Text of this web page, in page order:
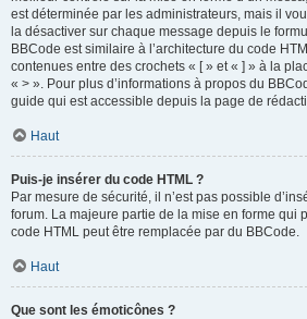
est déterminée par les administrateurs, mais il
la désactiver sur chaque message depuis le
BBCode est similaire à l’architecture du code
contenues entre des crochets « [ » et « ] » à la
« > ». Pour plus d’informations à propos du
guide qui est accessible depuis la page de
Haut
Puis-je insérer du code HTML ?
Par mesure de sécurité, il n’est pas possible
forum. La majeure partie de la mise en forme qui
code HTML peut être remplacée par du BBCode.
Haut
Que sont les émoticônes ?